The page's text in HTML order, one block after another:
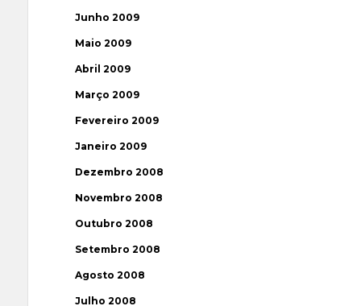
Junho 2009
Maio 2009
Abril 2009
Março 2009
Fevereiro 2009
Janeiro 2009
Dezembro 2008
Novembro 2008
Outubro 2008
Setembro 2008
Agosto 2008
Julho 2008